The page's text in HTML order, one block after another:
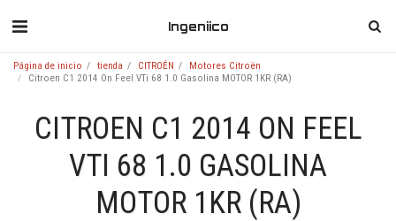
Ingeniico
Página de inicio tienda CITROÉN
Motores Citroën
Citroen C1 2014 On Feel VTi 68 1.0 Gasolina MOTOR 1KR (RA)
CITROEN C1 2014 ON FEEL
VTI 68 1.0 GASOLINA
MOTOR 1KR (RA)